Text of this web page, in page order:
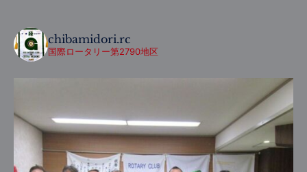
chibamidori.rc
国際ロータリー第2790地区